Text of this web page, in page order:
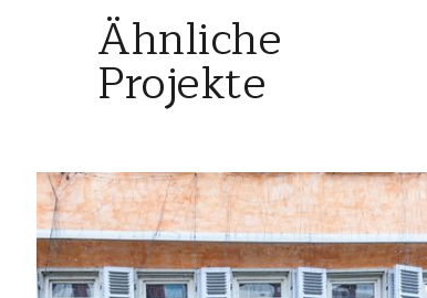
Ähnliche
Projekte